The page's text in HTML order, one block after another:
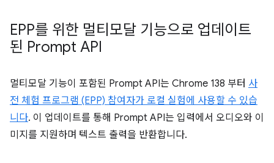
EPP를 위한 멀티모달 기능으로 업데이트
된 Prompt API
멀티모달 기능이 포함된 Prompt API는 Chrome 138 부터 사
전 체험 프로그램 (EPP) 참여자가 로컬 실험에 사용할 수 있습
니다. 이 업데이트를 통해 Prompt API는 입력에서 오디오와 이
미지를 지원하며 텍스트 출력을 반환합니다.